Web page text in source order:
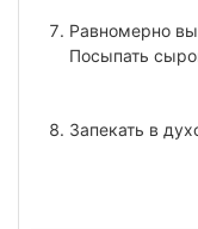
Равномерно
Посыпать
Запекать в